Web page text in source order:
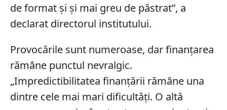
de format și și mai greu de păstrat”, a
declarat directorul institutului.
Provocările sunt numeroase, dar finanțarea
rămâne punctul nevralgic.
„Impredictibilitatea finanțării rămâne una
dintre cele mai mari dificultăți. O altă